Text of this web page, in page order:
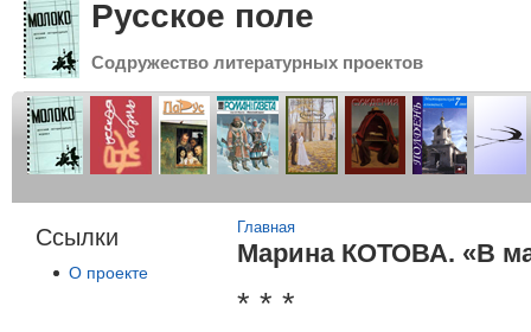
Русское поле
Содружество литературных проектов
Ссылки
О проекте
Вы здесь
Главная
Марина КОТОВА. «В
* * *